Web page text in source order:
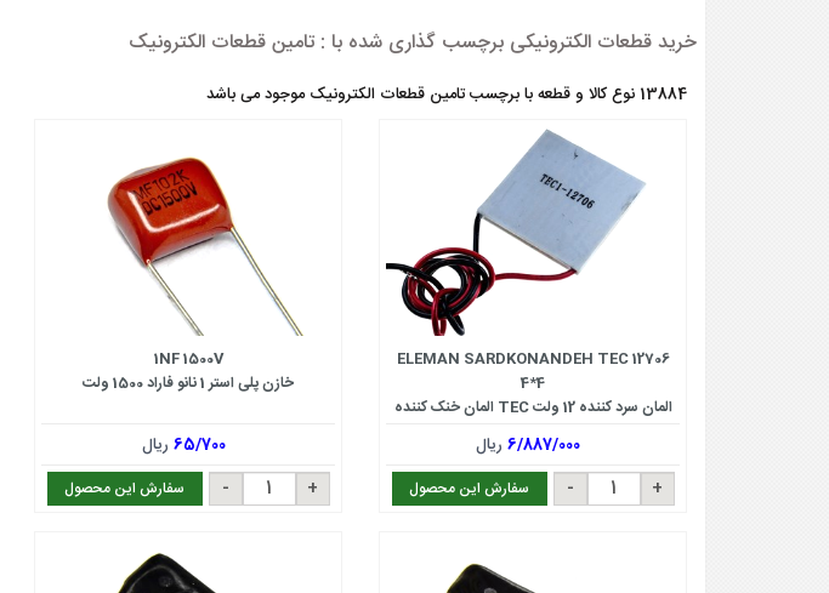
خرید قطعات الکترونیکی برچسب گذاری شده با : تامین قطعات الکترونیک
13884 نوع کالا و قطعه با برچسب تامین قطعات الکترونیک موجود می باشد
ELEMAN SARDKONANDEH TEC 12706
4*4
المان سرد کننده 12 ولت TEC المان خنک کننده
12706
6/887/000ریال
سفارش این محصول
1NF 1500V
خازن پلی استر 1 نانو فاراد 1500 ولت
65/700 ریال
سفارش این محصول